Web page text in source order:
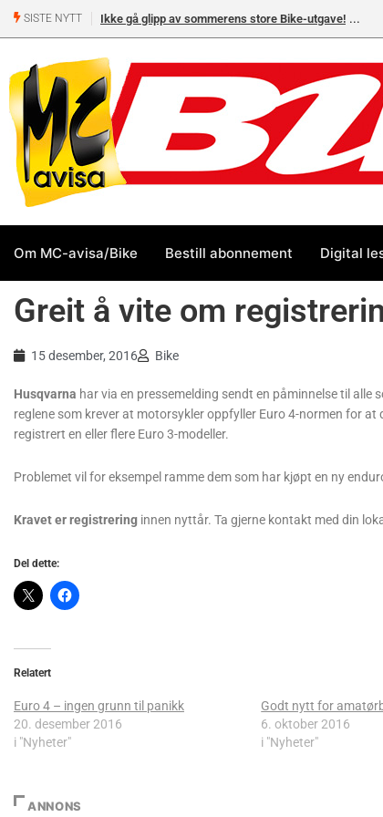
SISTE NYTT Ikke gå glipp av sommerens store Bike-utgave!
Om MC-avisa/Bike Bestill abonnement Digital
Greit å vite om
15 desember, 2016 Bike
Husqvarna har via en pressemelding sendt en påminnelse til alle
reglene som krever at motorsykler oppfyller Euro 4-normen for
registrert en eller flere Euro 3-modeller.
Problemet vil for eksempel ramme dem som har kjøpt en ny
Kravet er registrering innen nyttår. Ta gjerne kontakt med din
Del dette:
Relatert
Euro 4 – ingen grunn til panikk
20. desember 2016
i "Nyheter"
Godt nytt for
6. oktober 2016
i "Nyheter"
ANNONS